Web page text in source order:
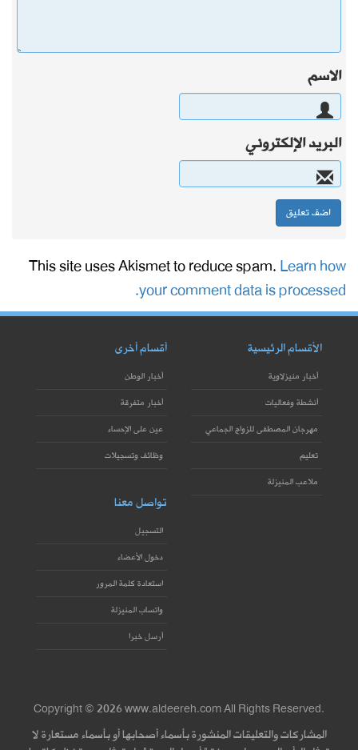
الاسم
البريد الإلكتروني
This site uses Akismet to reduce spam.Learn how
your comment data is processed.
الأقسام الرئيسية
أخبار منيزلاوية
أنشطة وفعاليات
مهرجان المصطفى للزواج الجماعي
تعليم
ملاعب المنيزلة
أقسام أخرى
أخبار الوطن
أخبار متفرقة
عين على الإحساء
وظائف وتسجيلات
تواصل معنا
التسجيل
دخول الأعضاء
استعادة كلمة المرور
واتساب المنيزلة
أرسل خبرا
Copyright © 2026 www.aldeereh.com All Rights Reserved.
المشاركات والتعليقات المنشورة بأسماء أصحابها أو بأسماء مستعارة لا